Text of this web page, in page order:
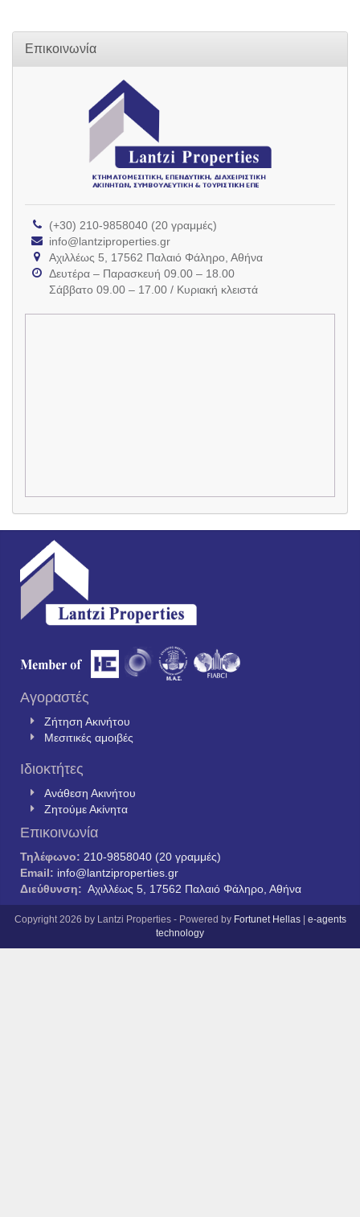
Επικοινωνία
(+30) 210-9858040 (20 γραμμές)
info@lantziproperties.gr
Αχιλλέως 5, 17562 Παλαιό Φάληρο, Αθήνα
Δευτέρα – Παρασκευή 09.00 – 18.00
Σάββατο 09.00 – 17.00 / Κυριακή κλειστά
Αγοραστές
Ζήτηση Ακινήτου
Μεσιτικές αμοιβές
Ιδιοκτήτες
Ανάθεση Ακινήτου
Ζητούμε Ακίνητα
Επικοινωνία
Τηλέφωνο: 210-9858040 (20 γραμμές)
Email: info@lantziproperties.gr
Διεύθυνση: Αχιλλέως 5, 17562 Παλαιό Φάληρο, Αθήνα
Copyright 2026 by Lantzi Properties - Powered by Fortunet Hellas| e-agents
technology